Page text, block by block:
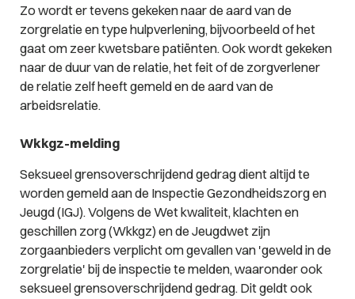
Zo wordt er tevens gekeken naar de aard van de
zorgrelatie en type hulpverlening, bijvoorbeeld of het
gaat om zeer kwetsbare patiënten. Ook wordt gekeken
naar de duur van de relatie, het feit of de zorgverlener
de relatie zelf heeft gemeld en de aard van de
arbeidsrelatie.
Wkkgz-melding
Seksueel grensoverschrijdend gedrag dient altijd te
worden gemeld aan de Inspectie Gezondheidszorg en
Jeugd (IGJ). Volgens de Wet kwaliteit, klachten en
geschillen zorg (Wkkgz) en de Jeugdwet zijn
zorgaanbieders verplicht om gevallen van 'geweld in de
zorgrelatie' bij de inspectie te melden, waaronder ook
seksueel grensoverschrijdend gedrag. Dit geldt ook